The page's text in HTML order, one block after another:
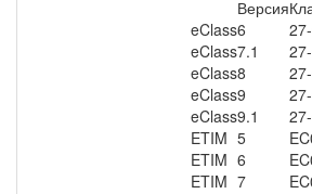
Версия
eClass6
eClass7.1
eClass8
eClass9
eClass9.1
ETIM 5
ETIM 6
ETIM 7